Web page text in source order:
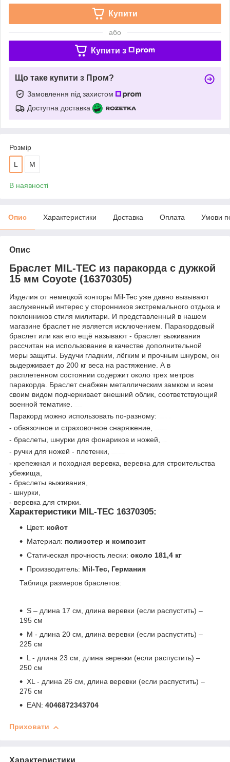
Купити
або
Купити з
Що таке купити з Пром?
Замовлення під захистом
Доступна доставка
Розмір
L M
В наявності
Опис Характеристики Доставка Оплата Умови
Опис
Браслет MIL-TEC из паракорда с дужкой
15 мм Coyote (16370305)
Изделия от немецкой конторы Mil-Tec уже давно вызывают
заслуженный интерес у сторонников экстремального отдыха и
поклонников стиля милитари. И представленный в нашем
магазине браслет не является исключением. Паракордовый
браслет или как его ещё называют - браслет выживания
рассчитан на использование в качестве дополнительной
меры защиты. Будучи гладким, лёгким и прочным шнуром, он
выдерживает до 200 кг веса на растяжение. А в
расплетенном состоянии содержит около трех метров
паракорда. Браслет снабжен металлическим замком и всем
своим видом подчеркивает внешний облик, соответствующий
военной тематике.
Паракорд можно использовать по-разному:
- обвязочное и страховочное снаряжение,
- браслеты, шнурки для фонариков и ножей,
- ручки для ножей - плетенки,
- крепежная и походная веревка, веревка для строительства
убежища,
- браслеты выживания,
- шнурки,
- веревка для стирки.
Характеристики MIL-TEC 16370305:
Цвет: койот
Материал: полиэстер и композит
Статическая прочность лески: около 181,4 кг
Производитель: Mil-Tec, Германия
Таблица размеров браслетов:
S – длина 17 см, длина веревки (если распустить) –
195 см
M - длина 20 см, длина веревки (если распустить) –
225 см
L - длина 23 см, длина веревки (если распустить) –
250 см
XL - длина 26 см, длина веревки (если распустить) –
275 см
EAN: 4046872343704
Приховати
Характеристики